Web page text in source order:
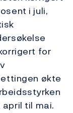
i juli,
for
økte
til mai.